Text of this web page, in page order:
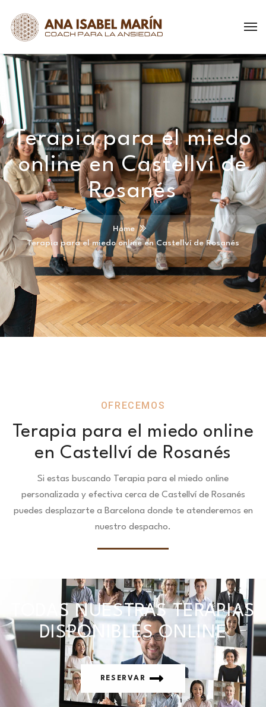
Terapia para el miedo
online en Castellví de
Rosanés
Home
Terapia para el miedo online en Castellví de Rosanés
OFRECEMOS
Terapia para el miedo online
en Castellví de Rosanés
Si estas buscando Terapia para el miedo online
personalizada y efectiva cerca de Castellví de Rosanés
puedes desplazarte a Barcelona donde te atenderemos en
nuestro despacho.
TODAS NUESTRAS TERAPIAS
DISPONIBLES ONLINE
RESERVAR